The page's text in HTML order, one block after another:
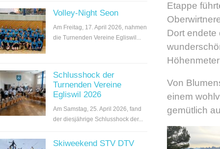
Volley-Night Seon
Am Freitag, 17. April 2026, nahmen
die Turnenden Vereine Egliswil...
Schlusshock der
Turnenden Vereine
Egliswil 2026
Am Samstag, 25. April 2026, fand
der diesjährige Schlusshock der...
Skiweekend STV DTV
Etappe
Dort endete
Von
einem
gemütlich